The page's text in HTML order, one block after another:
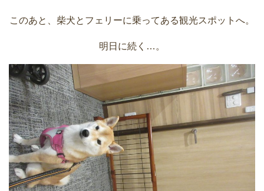
このあと、柴犬とフェリーに乗ってある観光スポットへ。
明日に続く…。